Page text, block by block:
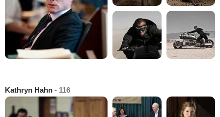
Kathryn Hahn - 116